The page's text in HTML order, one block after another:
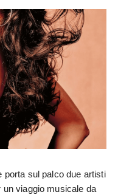
porta sul palco due artisti
un viaggio musicale da